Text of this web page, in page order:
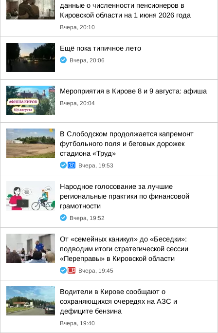
данные о численности пенсионеров в
Кировской области на 1 июня 2026 года
Вчера, 20:10
Ещё пока типичное лето
Вчера, 20:06
Мероприятия в Кирове 8 и 9 августа: афиша
Вчера, 20:04
В Слободском продолжается капремонт
футбольного поля и беговых дорожек
стадиона «Труд»
Вчера, 19:53
Народное голосование за лучшие
региональные практики по финансовой
грамотности
Вчера, 19:52
От «семейных каникул» до «Беседки»:
подводим итоги стратегической сессии
«Переправы» в Кировской области
Вчера, 19:45
Водители в Кирове сообщают о
сохраняющихся очередях на АЗС и
дефиците бензина
Вчера, 19:40